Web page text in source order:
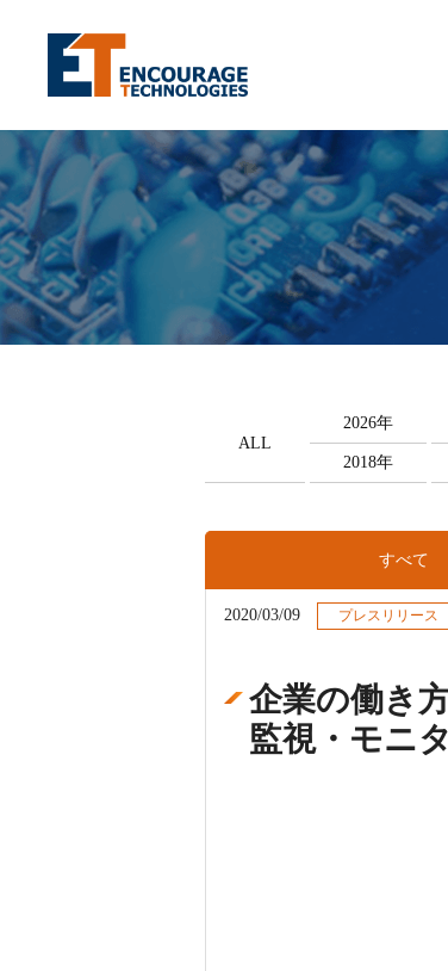
ALL
2026年
2018年
すべて
2020/03/09 プレスリリース
企業の働き
監視・モニ